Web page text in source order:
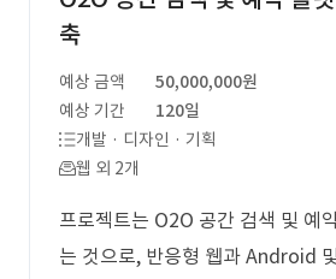
축
예상 금액
50,000,000원
예상 기간
120일
개발 · 디자인 · 기획
웹 외 2개
프로젝트는 O2O 공간 검색 및 예
는 것으로, 반응형 웹과 Android